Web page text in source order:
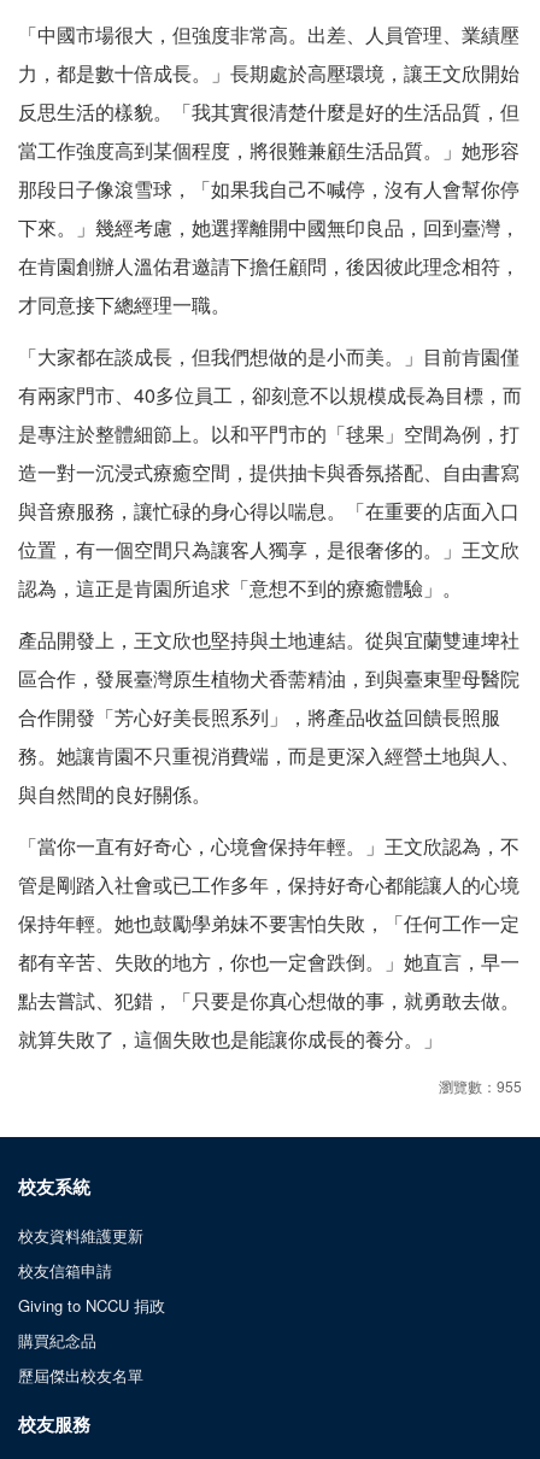
「中國市場很大，但強度非常高。出差、人員管理、業績壓
力，都是數十倍成長。」長期處於高壓環境，讓王文欣開始
反思生活的樣貌。「我其實很清楚什麼是好的生活品質，但
當工作強度高到某個程度，將很難兼顧生活品質。」她形容
那段日子像滾雪球，「如果我自己不喊停，沒有人會幫你停
下來。」幾經考慮，她選擇離開中國無印良品，回到臺灣，
在肯園創辦人溫佑君邀請下擔任顧問，後因彼此理念相符，
才同意接下總經理一職。
「大家都在談成長，但我們想做的是小而美。」目前肯園僅
有兩家門市、40多位員工，卻刻意不以規模成長為目標，而
是專注於整體細節上。以和平門市的「毬果」空間為例，打
造一對一沉浸式療癒空間，提供抽卡與香氛搭配、自由書寫
與音療服務，讓忙碌的身心得以喘息。「在重要的店面入口
位置，有一個空間只為讓客人獨享，是很奢侈的。」王文欣
認為，這正是肯園所追求「意想不到的療癒體驗」。
產品開發上，王文欣也堅持與土地連結。從與宜蘭雙連埤社
區合作，發展臺灣原生植物犬香薷精油，到與臺東聖母醫院
合作開發「芳心好美長照系列」，將產品收益回饋長照服
務。她讓肯園不只重視消費端，而是更深入經營土地與人、
與自然間的良好關係。
「當你一直有好奇心，心境會保持年輕。」王文欣認為，不
管是剛踏入社會或已工作多年，保持好奇心都能讓人的心境
保持年輕。她也鼓勵學弟妹不要害怕失敗，「任何工作一定
都有辛苦、失敗的地方，你也一定會跌倒。」她直言，早一
點去嘗試、犯錯，「只要是你真心想做的事，就勇敢去做。
就算失敗了，這個失敗也是能讓你成長的養分。」
瀏覽數：955
校友系統
校友資料維護更新
校友信箱申請
Giving to NCCU 捐政
購買紀念品
歷屆傑出校友名單
校友服務